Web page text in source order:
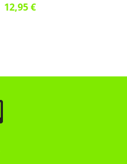
12,95 €